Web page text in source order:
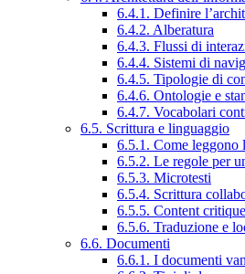
6.4.1. Definire
6.4.2. Alberatura
6.4.3. Flussi di
6.4.4. Sistemi di
6.4.5. Tipologie di
6.4.6. Ontologie e
6.4.7. Vocabolari
6.5. Scrittura e linguaggio
6.5.1. Come leggono
6.5.2. Le regole per
6.5.3. Microtesti
6.5.4. Scrittura
6.5.5. Content critique
6.5.6. Traduzione e
6.6. Documenti
6.6.1. I documenti